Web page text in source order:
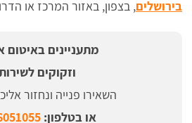
בירושלים, בצפון, באזור המרכז או
מתעניינים באיטום
וזקוקים
השאירו פנייה ונחזור
או בטלפון: